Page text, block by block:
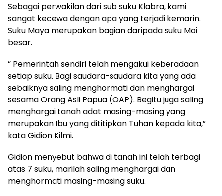
Sebagai perwakilan dari sub suku Klabra, kami
sangat kecewa dengan apa yang terjadi kemarin.
Suku Maya merupakan bagian daripada suku Moi
besar.
” Pemerintah sendiri telah mengakui keberadaan
setiap suku. Bagi saudara-saudara kita yang ada
sebaiknya saling menghormati dan menghargai
sesama Orang Asli Papua (OAP). Begitu juga saling
menghargai tanah adat masing-masing yang
merupakan Ibu yang dititipkan Tuhan kepada kita,”
kata Gidion Kilmi.
Gidion menyebut bahwa di tanah ini telah terbagi
atas 7 suku, marilah saling menghargai dan
menghormati masing-masing suku.